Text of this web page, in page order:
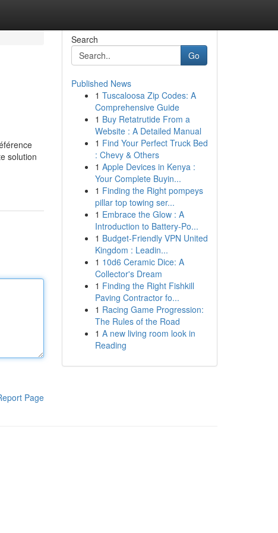
solution
Page
Search
Go
Published News
1 Tuscaloosa Zip Codes: A
Comprehensive Guide
1 Buy Retatrutide From a
Website : A Detailed Manual
1 Find Your Perfect Truck Bed
: Chevy & Others
1 Apple Devices in Kenya :
Your Complete Buyin...
1 Finding the Right pompeys
pillar top towing ser...
1 Embrace the Glow : A
Introduction to Battery-Po...
1 Budget-Friendly VPN United
Kingdom : Leadin...
1 10d6 Ceramic Dice: A
Collector's Dream
1 Finding the Right Fishkill
Paving Contractor fo...
1 Racing Game Progression:
The Rules of the Road
1 A new living room look in
Reading